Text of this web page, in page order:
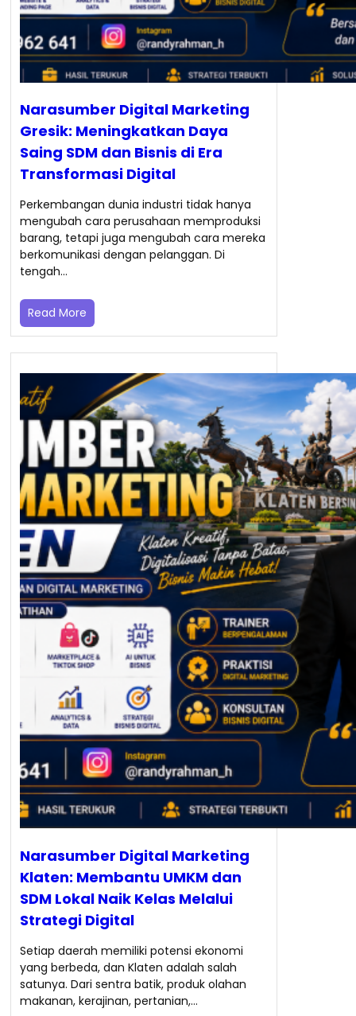
Narasumber Digital Marketing
Gresik: Meningkatkan Daya
Saing SDM dan Bisnis di Era
Transformasi Digital
Perkembangan dunia industri tidak hanya
mengubah cara perusahaan memproduksi
barang, tetapi juga mengubah cara mereka
berkomunikasi dengan pelanggan. Di
tengah…
Read More
Narasumber Digital Marketing
Klaten: Membantu UMKM dan
SDM Lokal Naik Kelas Melalui
Strategi Digital
Setiap daerah memiliki potensi ekonomi
yang berbeda, dan Klaten adalah salah
satunya. Dari sentra batik, produk olahan
makanan, kerajinan, pertanian,…